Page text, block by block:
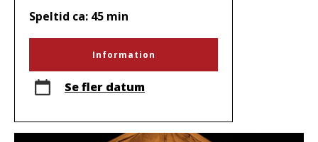
Speltid ca: 45 min
Information
Se fler datum